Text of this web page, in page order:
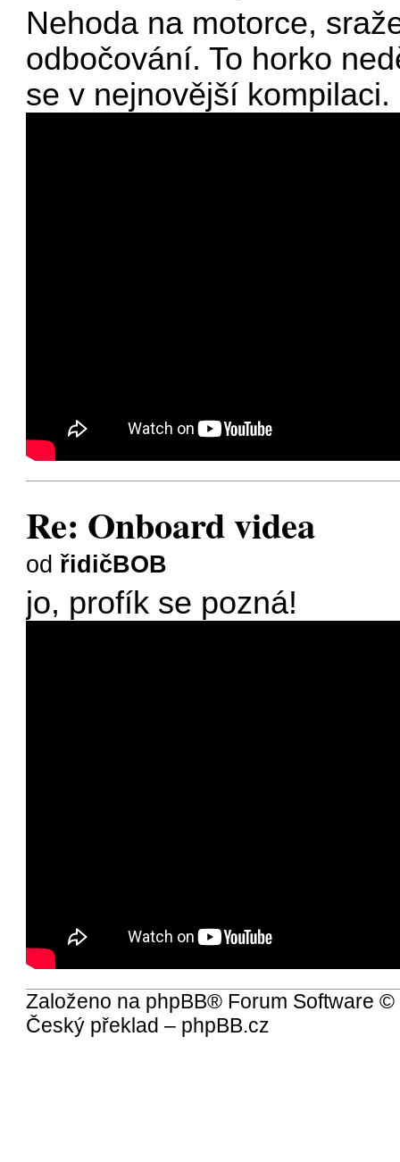
Nehoda na motorce,
odbočování. To horko
se v nejnovější kompilaci.
Re: Onboard videa
od řidičBOB
jo, profík se pozná!
Založeno na phpBB® Forum Software ©
Český překlad – phpBB.cz